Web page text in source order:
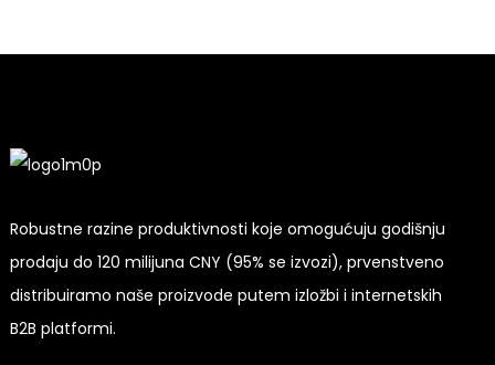
Robustne razine produktivnosti koje omogućuju godišnju
prodaju do 120 milijuna CNY (95% se izvozi), prvenstveno
distribuiramo naše proizvode putem izložbi i internetskih
B2B platformi.